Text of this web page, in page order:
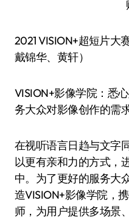
2021 VISION+超短片大
戴锦华、黄轩）
VISION+影像学院：悉
务大众对影像创作的需
在视听语言日趋与文字
以更有亲和力的方式，
中。为了更好的服务大
造VISION+影像学院，
师，为用户提供多场景